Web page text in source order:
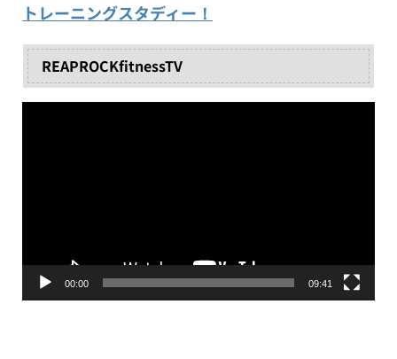
トレーニングスタディー！
REAPROCKfitnessTV
00:00 09:41